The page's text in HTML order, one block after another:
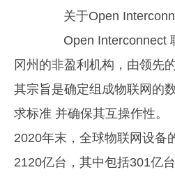
关于Open
Open Interconnect
冈州的非盈利机构，由领先
其宗旨是确定组成物联网的
求标准 并确保其互操作性
2020年末，全球物联网设备
2120亿台，其中包括301亿台